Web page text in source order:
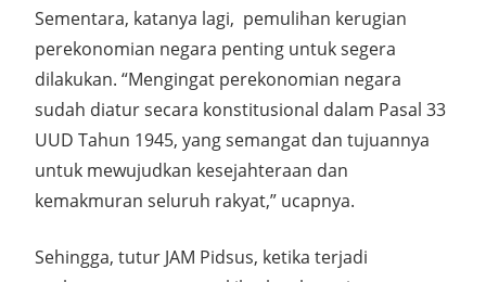
Sementara, katanya lagi, pemulihan kerugian
perekonomian negara penting untuk segera
dilakukan. “Mengingat perekonomian negara
sudah diatur secara konstitusional dalam Pasal 33
UUD Tahun 1945, yang semangat dan tujuannya
untuk mewujudkan kesejahteraan dan
kemakmuran seluruh rakyat,” ucapnya.
Sehingga, tutur JAM Pidsus, ketika terjadi